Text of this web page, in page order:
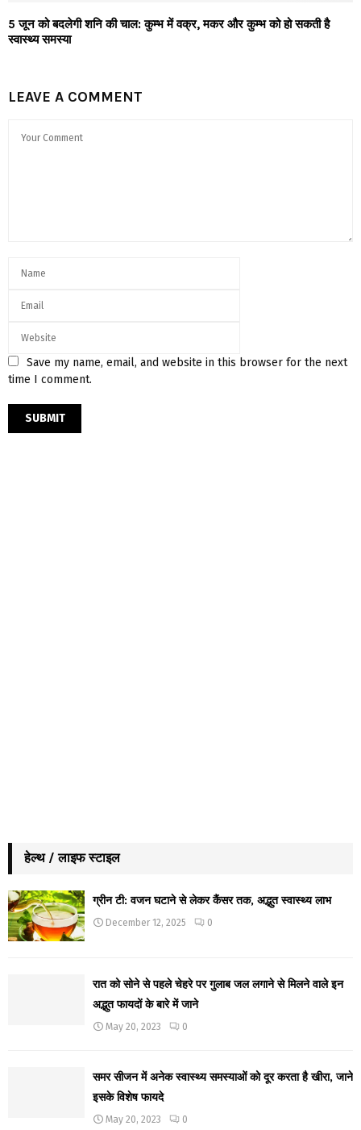
5 जून को बदलेगी शनि की चाल: कुम्भ में वक्र, मकर और कुम्भ को हो सकती है
स्वास्थ्य समस्या
LEAVE A COMMENT
Save my name, email, and website in this browser for the next
time I comment.
हेल्थ / लाइफ स्टाइल
ग्रीन टी: वजन घटाने से लेकर कैंसर तक, अद्भुत स्वास्थ्य लाभ
December 12, 2025 0
रात को सोने से पहले चेहरे पर गुलाब जल लगाने से मिलने वाले इन
अद्भुत फायदों के बारे में जाने
May 20, 2023 0
समर सीजन में अनेक स्वास्थ्य समस्याओं को दूर करता है खीरा, जाने
इसके विशेष फायदे
May 20, 2023 0